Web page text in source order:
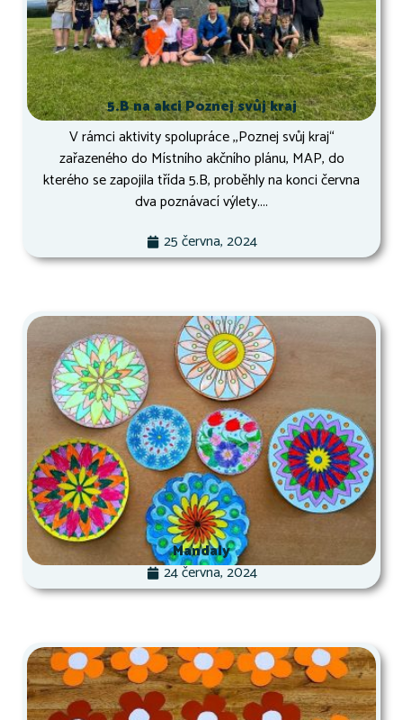
5.B na akci Poznej svůj kraj
V rámci aktivity spolupráce ,,Poznej svůj kraj“
zařazeného do Místního akčního plánu, MAP, do
kterého se zapojila třída 5.B, proběhly na konci června
dva poznávací výlety....
25 června, 2024
Mandaly
24 června, 2024